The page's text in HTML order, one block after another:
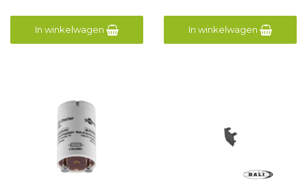
In winkelwagen In winkelwagen